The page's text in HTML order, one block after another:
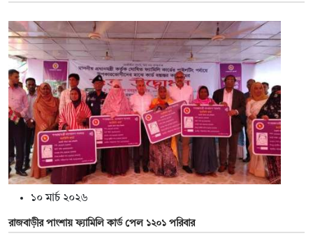
১০ মার্চ ২০২৬
রাজবাড়ীর পাংশায় ফ্যামিলি কার্ড পেল ১২০১ পরিবার